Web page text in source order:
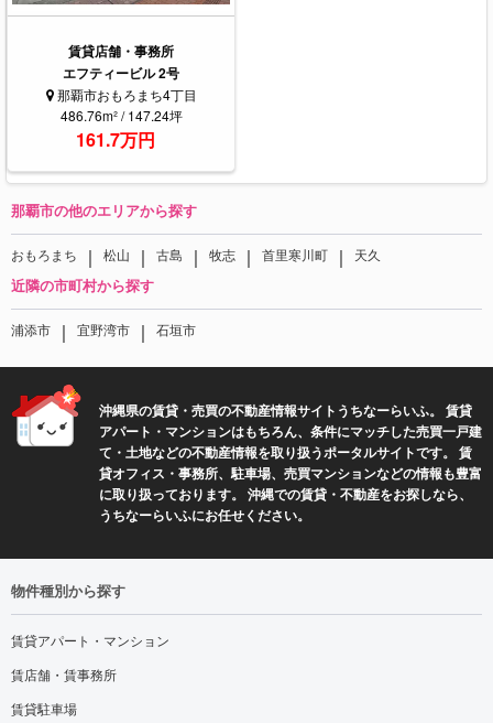
賃貸店舗・事務所
エフティービル 2号
那覇市おもろまち4丁目
486.76m² / 147.24坪
161.7万円
那覇市の他のエリアから探す
おもろまち ｜ 松山 ｜ 古島 ｜ 牧志 ｜ 首里寒川町 ｜ 天久
近隣の市町村から探す
浦添市 ｜ 宜野湾市 ｜ 石垣市
沖縄県の賃貸・売買の不動産情報サイトうちなーらいふ。 賃貸
アパート・マンションはもちろん、条件にマッチした売買一戸建
て・土地などの不動産情報を取り扱うポータルサイトです。 賃
貸オフィス・事務所、駐車場、売買マンションなどの情報も豊富
に取り扱っております。 沖縄での賃貸・不動産をお探しなら、
うちなーらいふにお任せください。
物件種別から探す
賃貸アパート・マンション
賃店舗・賃事務所
賃貸駐車場